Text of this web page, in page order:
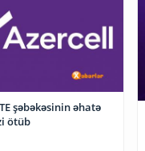
şəbəkəsinin əhatə
ötüb